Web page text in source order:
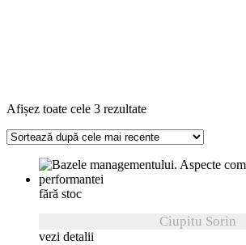
Afișez toate cele 3 rezultateSortat
cele
recente
fără stoc
Ciupitu Sorin
vezi detalii